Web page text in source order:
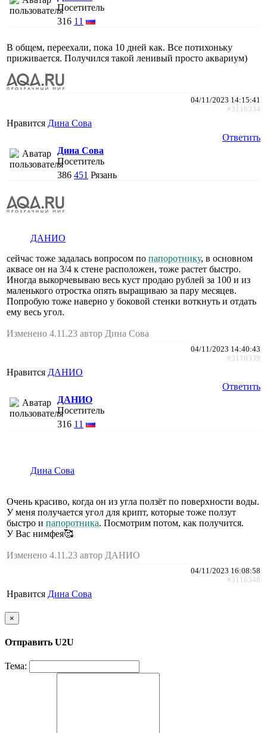
Посетитель
316 11
В общем, переехали, пока 10 дней как. Все потихоньку
приживается. Получился такой ленивый просто аквариум)
04/11/2023 14:15:41
#3116334
Нравится Дина Сова
Ответить
Дина Сова
Посетитель
386 451 Рязань
ДАНИО
сейчас тоже задалась вопросом по папоротнику, в основном
аквасе он на 3/4 к стене расположен, тоже растет быстро.
Иногда выкорчевываю весь куст продаю рублей за 100 и из
маленького отростка опять выращиваю за пару месяцев.
Попробую тоже наверно у боковой стенки воткнуть и отдать
ему весь угол.
Изменено 4.11.23 автор Дина Сова
04/11/2023 14:40:43
#3116339
Нравится ДАНИО
Ответить
ДАНИО
Посетитель
316 11
Дина Сова
Очень красиво, когда он из угла ползёт по поверхности воды.
У меня получается угол для крипт, которые тоже ползут
быстро и папоротника. Посмотрим потом, как получится.
У Вас нимфея🥰
Изменено 4.11.23 автор ДАНИО
04/11/2023 16:08:58
#3116348
Нравится Дина Сова
×
Отправить U2U
Тема: